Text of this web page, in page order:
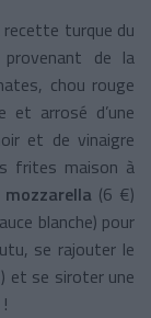
recette turque du
de la
chou rouge
et arrosé d’une
et de vinaigre
frites maison à
(6 €)
blanche) pour
se rajouter le
et se siroter une